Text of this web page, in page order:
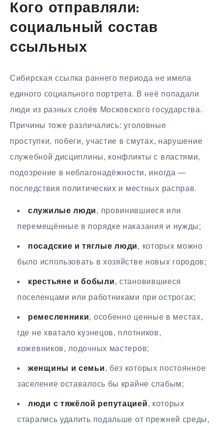
Кого отправляли:
социальный состав
ссыльных
Сибирская ссылка раннего периода не имела
единого социального портрета. В неё попадали
люди из разных слоёв Московского государства.
Причины тоже различались: уголовные
проступки, побеги, участие в смутах, нарушение
служебной дисциплины, конфликты с властями,
подозрение в неблагонадёжности, иногда —
последствия политических и местных расправ.
служилые люди, провинившиеся или
перемещённые в порядке наказания и нужды;
посадские и тяглые люди, которых можно
было использовать в хозяйстве новых городов;
крестьяне и бобыли, становившиеся
поселенцами или работниками при острогах;
ремесленники, особенно ценные в местах,
где не хватало кузнецов, плотников,
кожевников, лодочных мастеров;
женщины и семьи, без которых постоянное
заселение оставалось бы крайне слабым;
люди с тяжёлой репутацией, которых
старались удалить подальше от прежней среды,